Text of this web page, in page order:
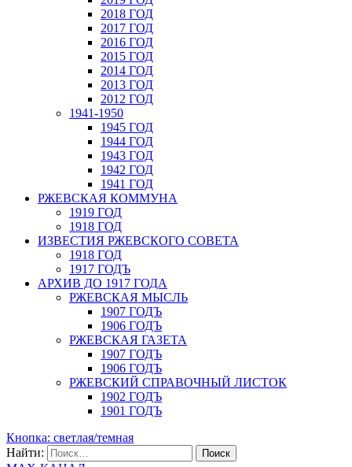
2018 ГОД
2017 ГОД
2016 ГОД
2015 ГОД
2014 ГОД
2013 ГОД
2012 ГОД
1941-1950
1945 ГОД
1944 ГОД
1943 ГОД
1942 ГОД
1941 ГОД
РЖЕВСКАЯ КОММУНА
1919 ГОД
1918 ГОД
ИЗВЕСТИЯ РЖЕВСКОГО СОВЕТА
1918 ГОД
1917 ГОДЪ
АРХИВ ДО 1917 ГОДА
РЖЕВСКАЯ МЫСЛЬ
1907 ГОДЪ
1906 ГОДЪ
РЖЕВСКАЯ ГАЗЕТА
1907 ГОДЪ
1906 ГОДЪ
РЖЕВСКИЙ СПРАВОЧНЫЙ ЛИСТОК
1902 ГОДЪ
1901 ГОДЪ
Кнопка: светлая/темная
Найти: